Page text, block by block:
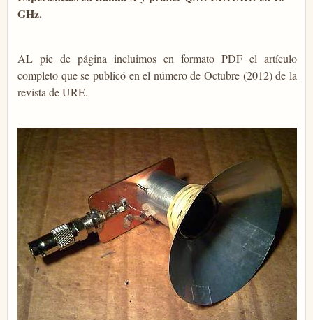
GHz.
AL pie de página incluimos en formato PDF el artículo
completo que se publicó en el número de Octubre (2012) de la
revista de URE.